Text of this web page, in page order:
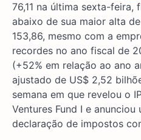
76,11 na última sexta-feira,
abaixo de sua maior alta
153,86, mesmo com a
recordes no ano fiscal de
(+52% em relação ao ano
ajustado de US$ 2,52
semana em que revelou o
Ventures Fund I e anunciou
declaração de impostos